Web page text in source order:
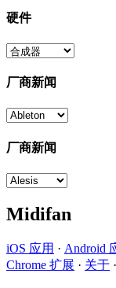
硬件
厂商新闻
厂商新闻
Midifan
iOS 应用 · Android
Chrome 扩展 · 关于 ·